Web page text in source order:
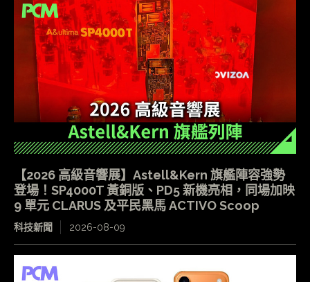
【2026 高級音響展】Astell&Kern 旗艦陣容強勢
登場！SP4000T 黃銅版、PD5 新機亮相，同場加映
9 單元 CLARUS 及平民黑馬 ACTIVO Scoop
科技新聞 2026-08-09